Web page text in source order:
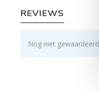
REVIEWS
Nog niet gewaardeerd